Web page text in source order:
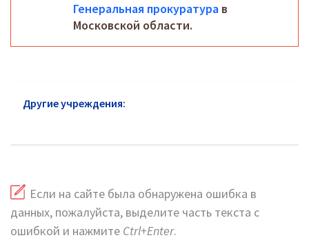
Генеральная прокуратура в
Московской области.
Другие учреждения:
Если на сайте была обнаружена ошибка в
данных, пожалуйста, выделите часть текста с
ошибкой и нажмите Ctrl+Enter.